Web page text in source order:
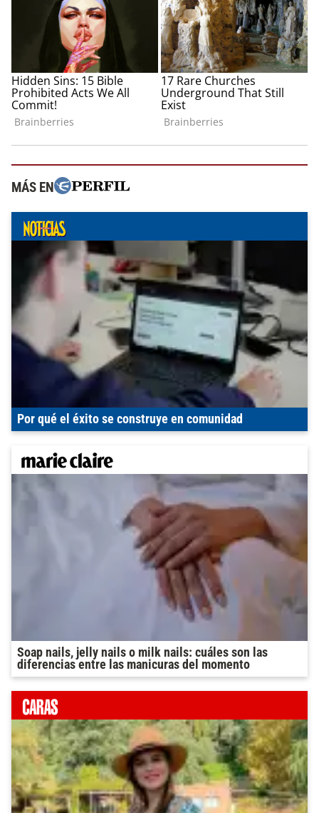
MÁS EN
Por qué el éxito se construye en comunidad
Soap nails, jelly nails o milk nails: cuáles son las
diferencias entre las manicuras del momento